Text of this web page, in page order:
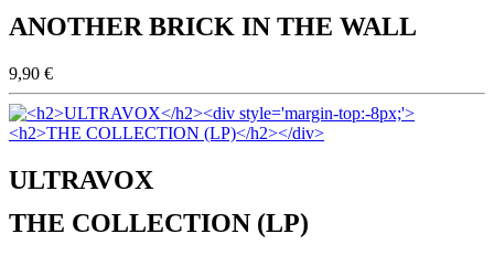
ANOTHER BRICK IN THE WALL
9,90 €
ULTRAVOX
THE COLLECTION (LP)